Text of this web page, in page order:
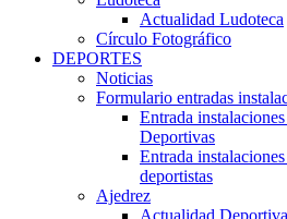
Actualidad Ludoteca
Círculo Fotográfico
DEPORTES
Noticias
Formulario entradas
Entrada
Deportivas
Entrada
deportistas
Ajedrez
Actualidad Deportiva